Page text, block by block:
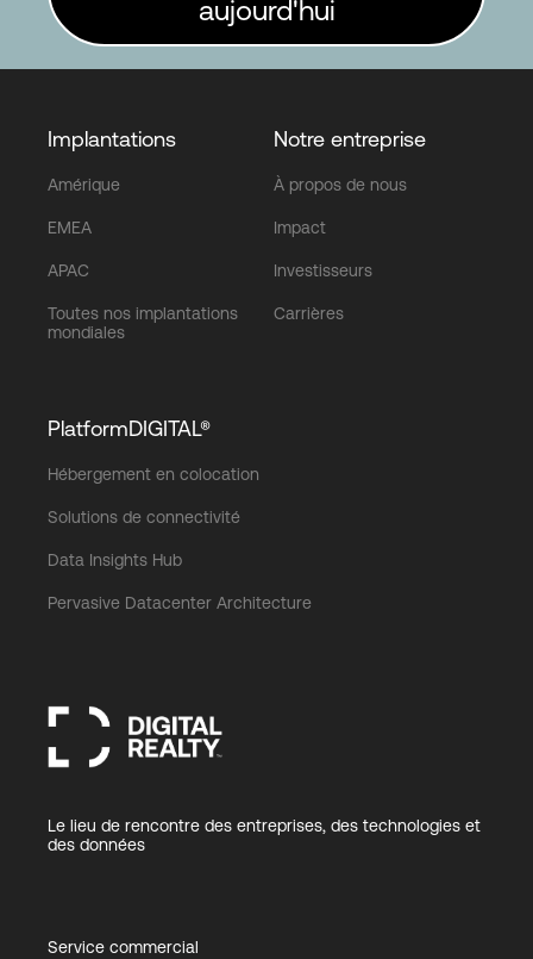
aujourd'hui
Implantations
Amérique
EMEA
APAC
Toutes nos implantations
mondiales
Notre entreprise
À propos de nous
Impact
Investisseurs
Carrières
PlatformDIGITAL®
Hébergement en colocation
Solutions de connectivité
Data Insights Hub
Pervasive Datacenter Architecture
Le lieu de rencontre des entreprises, des technologies et
des données
Service commercial